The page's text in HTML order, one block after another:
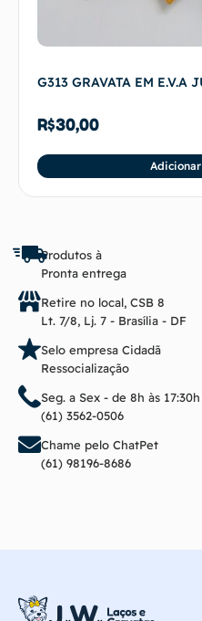
G313 GRAVATA EM E.V.A
R$30,00
Produtos à
Pronta entrega
Retire no local, CSB 8
Lt. 7/8, Lj. 7 - Brasília - DF
Selo empresa Cidadã
Ressocialização
Seg. a Sex - de 8h às 17:30h
(61) 3562-0506
Chame pelo ChatPet
(61) 98196-8686